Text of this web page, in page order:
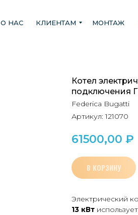
О НАС КЛИЕНТАМ МОНТАЖ
Котел
подключения
Federica Bugatti
Артикул:121070
61500,00 ₽
В КОРЗИНУ
Электрический
13 кВт